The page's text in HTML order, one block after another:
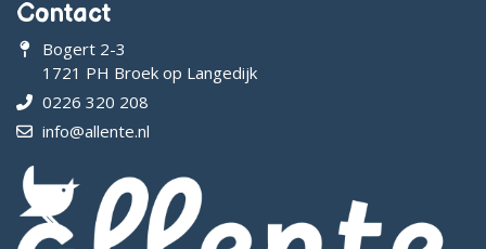
Contact
Bogert 2-3
1721 PH Broek op Langedijk
0226 320 208
info@allente.nl